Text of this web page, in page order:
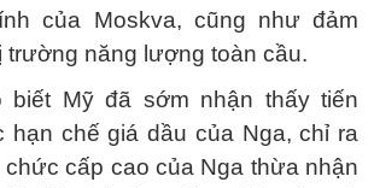
của Moskva, cũng như đảm
trường năng lượng toàn cầu.
biết Mỹ đã sớm nhận thấy tiến
hạn chế giá dầu của Nga, chỉ ra
chức cấp cao của Nga thừa nhận